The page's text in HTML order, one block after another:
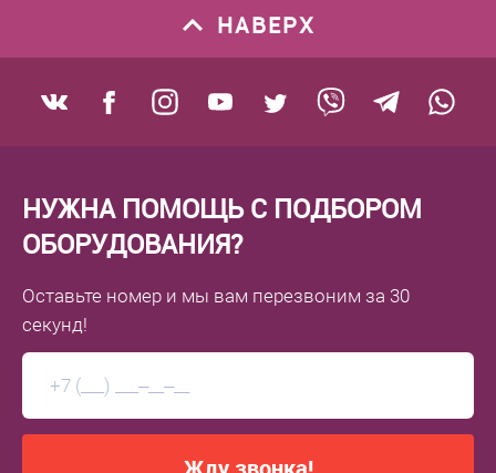
НАВЕРХ
НУЖНА ПОМОЩЬ С ПОДБОРОМ
ОБОРУДОВАНИЯ?
Оставьте номер и мы вам перезвоним за 30
секунд!